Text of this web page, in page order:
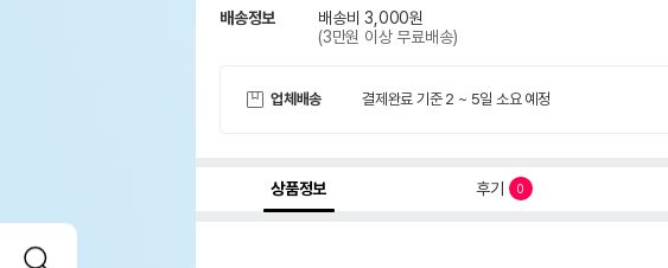
배송정보
배송비 3,000원
(3만원 이상 무료배송)
업체배송 결제완료 기준 2 ~ 5일 소요 예정
상품정보 후기 0